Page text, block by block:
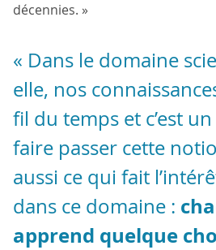
décennies. »
« Dans le domaine
elle, nos
fil du temps et c’est
faire passer cette
aussi ce qui fait
dans ce domaine :
apprend quelque